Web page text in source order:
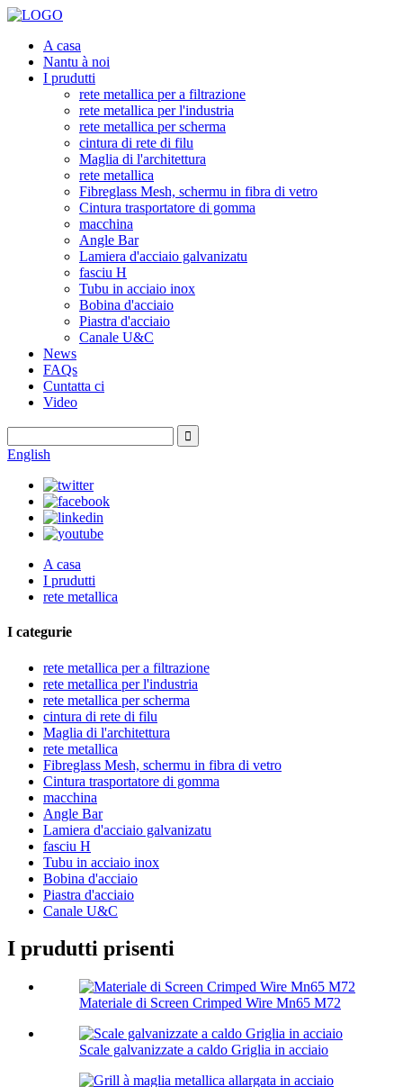
A casa
Nantu à noi
I prudutti
rete metallica per a filtrazione
rete metallica per l'industria
rete metallica per scherma
cintura di rete di filu
Maglia di l'architettura
rete metallica
Fibreglass Mesh, schermu in fibra di vetro
Cintura trasportatore di gomma
macchina
Angle Bar
Lamiera d'acciaio galvanizatu
fasciu H
Tubu in acciaio inox
Bobina d'acciaio
Piastra d'acciaio
Canale U&C
News
FAQs
Cuntatta ci
Video
English
A casa
I prudutti
rete metallica
I categurie
rete metallica per a filtrazione
rete metallica per l'industria
rete metallica per scherma
cintura di rete di filu
Maglia di l'architettura
rete metallica
Fibreglass Mesh, schermu in fibra di vetro
Cintura trasportatore di gomma
macchina
Angle Bar
Lamiera d'acciaio galvanizatu
fasciu H
Tubu in acciaio inox
Bobina d'acciaio
Piastra d'acciaio
Canale U&C
I prudutti prisenti
Materiale di Screen Crimped Wire Mn65 M72
Scale galvanizzate a caldo Griglia in acciaio